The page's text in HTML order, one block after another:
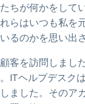
ちが何かをして
らはいつも私を
るのかを思い出
客を訪問しまし
ITヘルプデスクは
ました。そのア